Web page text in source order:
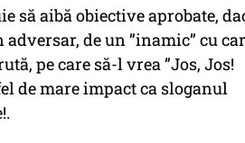
să aibă obiective aprobate,
de un ”inamic” cu
pe care să-l vrea ”Jos, Jos!
de mare impact ca sloganul